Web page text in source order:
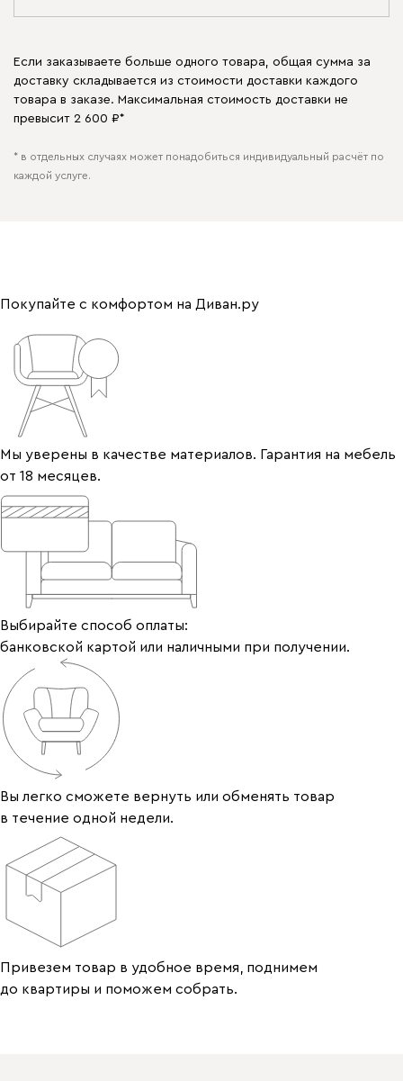
Если заказываете больше одного товара, общая сумма за
доставку складывается из стоимости доставки каждого
товара в заказе. Максимальная стоимость доставки не
превысит 2 600 ₽*
* в отдельных случаях может понадобиться индивидуальный расчёт по
каждой услуге.
Покупайте с комфортом на Диван.ру
Мы уверены в качестве материалов. Гарантия на мебель
от 18 месяцев.
Выбирайте способ оплаты:
банковской картой или наличными при получении.
Вы легко сможете вернуть или обменять товар
в течение одной недели.
Привезем товар в удобное время, поднимем
до квартиры и поможем собрать.